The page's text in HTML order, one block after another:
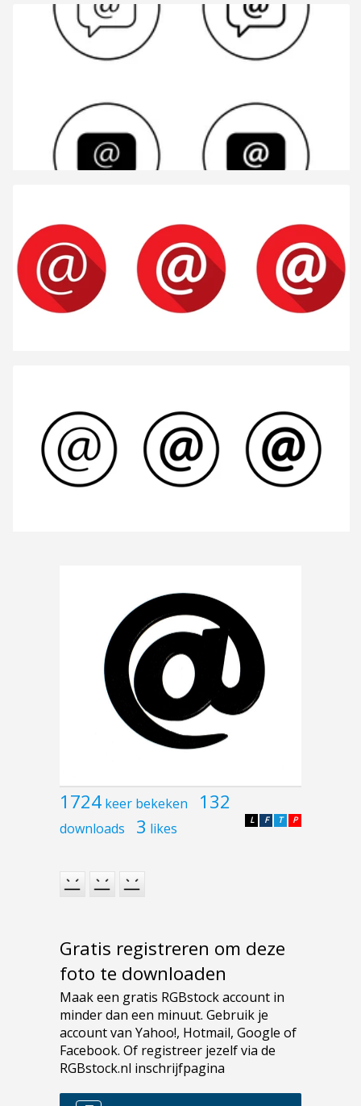
1724 keer bekeken 132
downloads 3 likes P
T
F
L
Gratis registreren om deze
foto te downloaden